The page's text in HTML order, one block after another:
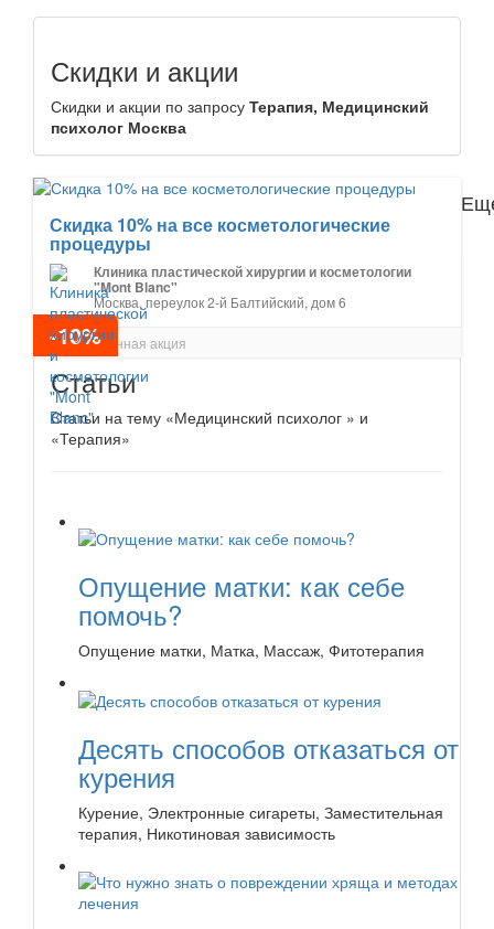
Скидки и акции
Скидки и акции по запросу Терапия, Медицинский
психолог Москва
-10%
Скидка 10% на все косметологические
процедуры
Клиника пластической хирургии и косметологии
"Mont Blanc"
Москва, переулок 2-й Балтийский, дом 6
Постоянная акция
Статьи
Статьи на тему «Медицинский психолог » и
«Терапия»
Опущение матки: как себе
помочь?
Опущение матки, Матка, Массаж, Фитотерапия
Десять способов отказаться от
курения
Курение, Электронные сигареты, Заместительная
терапия, Никотиновая зависимость